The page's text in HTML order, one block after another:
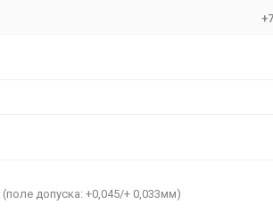
допуска: +0,045/+ 0,033мм)